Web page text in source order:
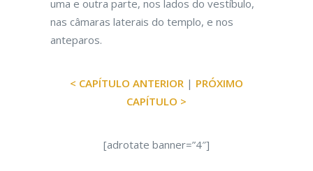
uma e outra parte, nos lados do vestíbulo,
nas câmaras laterais do templo, e nos
anteparos.
< CAPÍTULO ANTERIOR | PRÓXIMO
CAPÍTULO >
[adrotate banner=”4″]